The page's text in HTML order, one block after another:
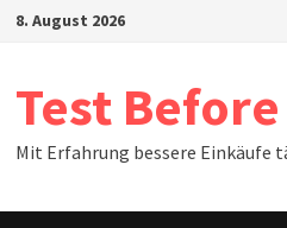
Zum8. August 2026
Test
Mit Erfahrung bessere Einkäufe